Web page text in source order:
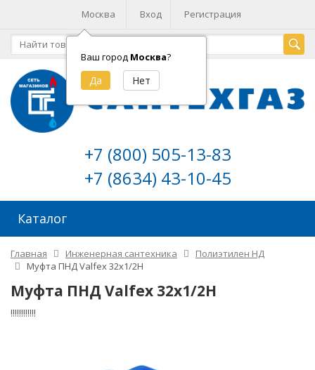
Москва
Ваш город Москва?
Вход Регистрация
+7 (800) 505-13-83
+7 (8634) 43-10-45
Каталог
Главная Инженерная сантехника
Полиэтилен НД
Муфта ПНД Valfex 32х1/2Н
Муфта ПНД Valfex 32х1/2Н
!!!!!!!!!!!!